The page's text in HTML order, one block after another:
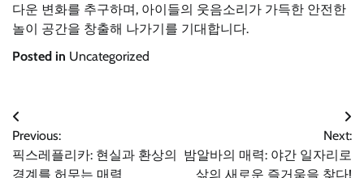
다운 변화를 추구하며, 아이들의 웃음소리가 가득한 안전한
놀이 공간을 창출해 나가기를 기대합니다.
Posted in Uncategorized
글
Previous:
픽스레플리카: 현실과 환상의
경계를 허무는 매력
Next:
밤알바의 매력: 야간 일자리로
삶의 새로운 즐거움을 찾다!